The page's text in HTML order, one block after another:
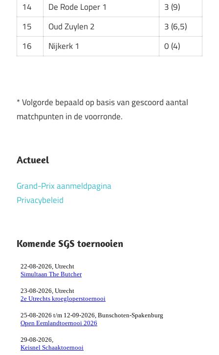
14
De Rode Loper 1
3 (9)
15
Oud Zuylen 2
3 (6,5)
16
Nijkerk 1 0 (4)
* Volgorde bepaald op basis van gescoord aantal
matchpunten in de voorronde.
snelschaken
zestallen
Actueel
Grand-Prix aanmeldpagina
Privacybeleid
Komende SGS toernooien